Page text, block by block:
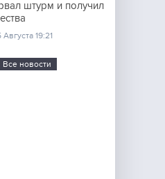
штурм и получил
Августа 19:21
Все новости